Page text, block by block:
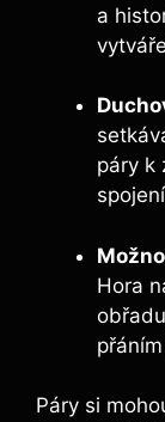
a
páry k
Hora
Páry si